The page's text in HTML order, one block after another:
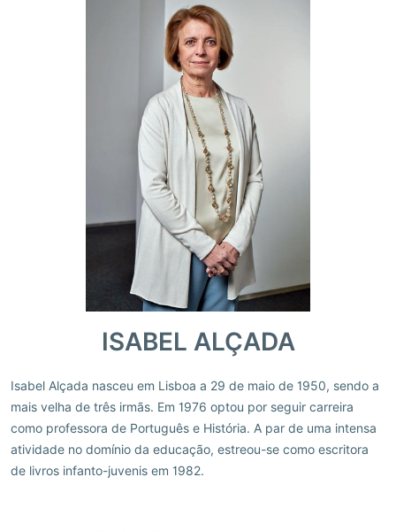
ISABEL ALÇADA
Isabel Alçada nasceu em Lisboa a 29 de maio de 1950, sendo a
mais velha de três irmãs. Em 1976 optou por seguir carreira
como professora de Português e História. A par de uma intensa
atividade no domínio da educação, estreou-se como escritora
de livros infanto-juvenis em 1982.